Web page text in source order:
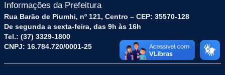
Informações da Prefeitura
Rua Barão de Piumhi, nº 121, Centro – CEP: 35570-128
De segunda a sexta-feira, das 9h às 16h
Tel.: (37) 3329-1800
CNPJ: 16.784.720/0001-25